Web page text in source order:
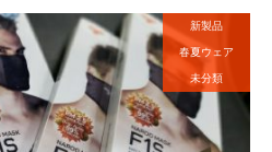
新製品
春夏ウェア
未分類